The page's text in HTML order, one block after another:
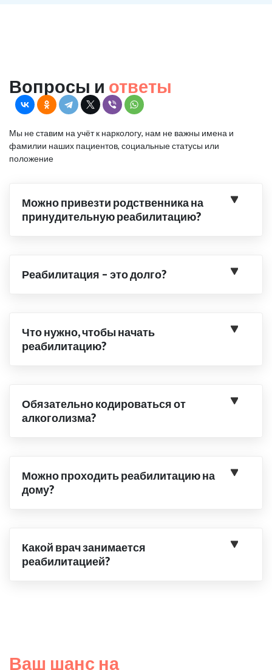
Вопросы и ответы
Мы не ставим на учёт к наркологу, нам не важны имена и
фамилии наших пациентов, социальные статусы или
положение
Можно привезти родственника на
принудительную реабилитацию?
Реабилитация – это долго?
Что нужно, чтобы начать
реабилитацию?
Обязательно кодироваться от
алкоголизма?
Можно проходить реабилитацию на
дому?
Какой врач занимается
реабилитацией?
Ваш шанс на